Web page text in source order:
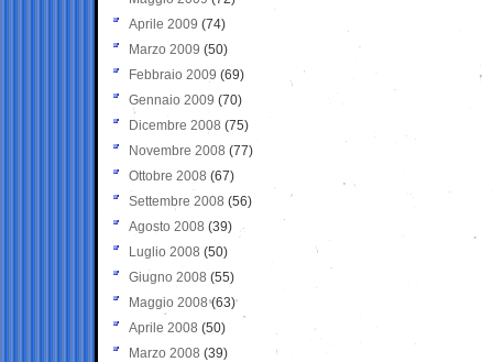
Aprile 2009 (74)
Marzo 2009 (50)
Febbraio 2009 (69)
Gennaio 2009 (70)
Dicembre 2008 (75)
Novembre 2008 (77)
Ottobre 2008 (67)
Settembre 2008 (56)
Agosto 2008 (39)
Luglio 2008 (50)
Giugno 2008 (55)
Maggio 2008(63)
Aprile 2008 (50)
Marzo 2008 (39)